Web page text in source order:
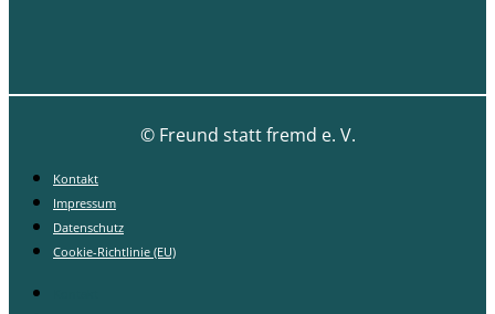
©Freund statt fremd e. V.
Kontakt
Impressum
Datenschutz
Cookie-Richtlinie (EU)